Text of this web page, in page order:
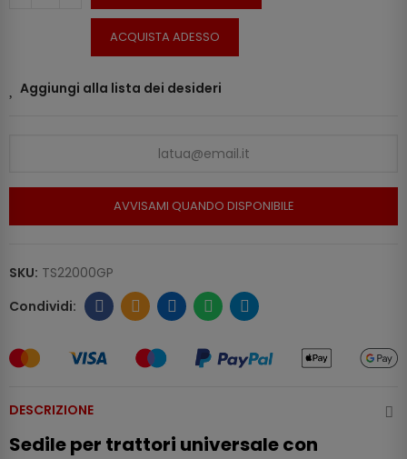
ACQUISTA ADESSO
Aggiungi alla lista dei desideri
AVVISAMI QUANDO DISPONIBILE
SKU: TS22000GP
DESCRIZIONE
Sedile per trattori universale con